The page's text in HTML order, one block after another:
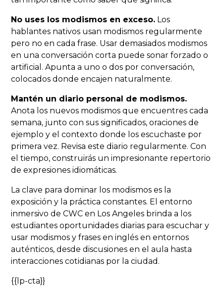
No uses los modismos en exceso. Los
hablantes nativos usan modismos regularmente
pero no en cada frase. Usar demasiados modismos
en una conversación corta puede sonar forzado o
artificial. Apunta a uno o dos por conversación,
colocados donde encajen naturalmente.
Mantén un diario personal de modismos.
Anota los nuevos modismos que encuentres cada
semana, junto con sus significados, oraciones de
ejemplo y el contexto donde los escuchaste por
primera vez. Revisa este diario regularmente. Con
el tiempo, construirás un impresionante repertorio
de expresiones idiomáticas.
La clave para dominar los modismos es la
exposición y la práctica constantes. El entorno
inmersivo de CWC en Los Angeles brinda a los
estudiantes oportunidades diarias para escuchar y
usar modismos y frases en inglés en entornos
auténticos, desde discusiones en el aula hasta
interacciones cotidianas por la ciudad.
{{lp-cta}}